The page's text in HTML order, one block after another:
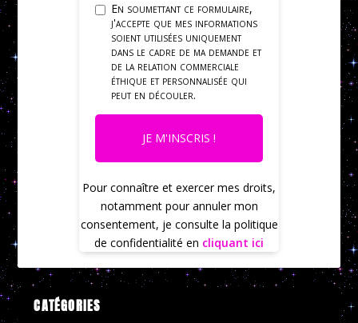
En soumettant ce formulaire,
j'accepte que mes informations
soient utilisées uniquement
dans le cadre de ma demande et
de la relation commerciale
éthique et personnalisée qui
peut en découler.
JE M'INSCRIS !
Pour connaître et exercer mes droits,
notamment pour annuler mon
consentement, je consulte la politique
de confidentialité en cliquant ici
CATÉGORIES